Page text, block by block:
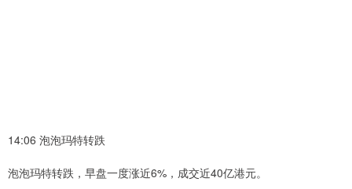
14:06 泡泡玛特转跌
泡泡玛特转跌，早盘一度涨近6%，成交近40亿港元。